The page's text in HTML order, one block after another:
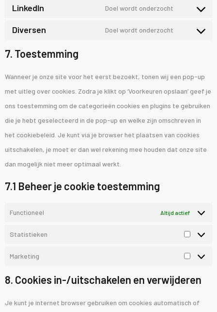
LinkedIn Doel wordt onderzocht
Diversen Doel wordt onderzocht
7. Toestemming
Wanneer je onze site voor het eerst bezoekt, tonen wij een pop-up
met uitleg over cookies. Zodra je klikt op ‘Voorkeuren opslaan’ geef je
ons toestemming om de categorieën cookies en plugins te gebruiken
die je hebt geselecteerd in de pop-up en welke zijn omschreven in
het cookiebeleid. Je kunt via je browser het plaatsen van cookies
uitschakelen, je moet er dan wel rekening mee houden dat onze site
dan mogelijk niet meer optimaal werkt.
7.1 Beheer je cookie toestemming
Functioneel Altijd actief
Statistieken
Marketing
8. Cookies in-/uitschakelen en verwijderen
Je kunt je internet browser gebruiken om cookies automatisch of